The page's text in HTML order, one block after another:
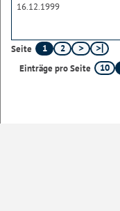
16.12.1999
Seite
1
2
Einträge pro Seite
10